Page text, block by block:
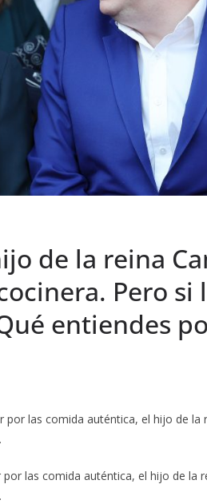
de la reina
Pero si
entiendes
las comida auténtica, el hijo de la
las comida auténtica, el hijo de la